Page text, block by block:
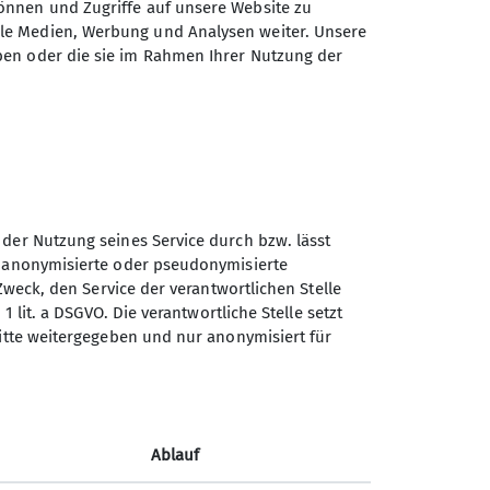
Sektion Weimar des
Telefon +4936432523314
und Zugriffe auf unsere Website zu
Medien, Werbung und Analysen weiter. Unsere
oder die sie im Rahmen Ihrer Nutzung der
Nutzung seines Service durch bzw. lässt
oder pseudonymisierte
den Service der verantwortlichen Stelle
a DSGVO. Die verantwortliche Stelle setzt
weitergegeben und nur anonymisiert für
Ablauf